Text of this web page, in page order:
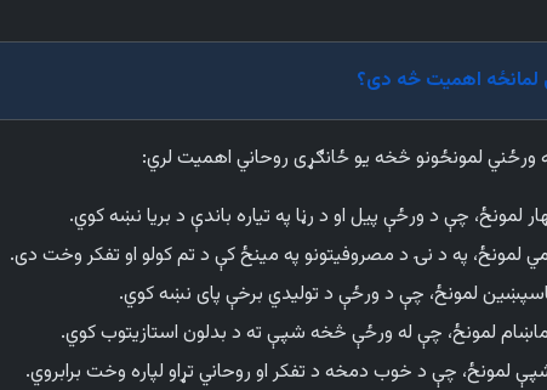
لمانځه اهمیت څه دی؟
ورځني لمونځونو څخه یو ځانګړی روحاني اهمیت لري:
لمونځ، چې د ورځې پیل او د رڼا په تیاره باندې د بریا نښه کوي.
لمونځ، په د نۍ د مصروفیتونو په مینځ کې د تم کولو او تفکر وخت دی.
لمونځ، چې د ورځې د تولیدي برخې پای نښه کوي.
لمونځ، چې له ورځې څخه شپې ته د بدلون استازیتوب کوي.
لمونځ، چې د خوب دمخه د تفکر او روحاني تړاو لپاره وخت برابروي.